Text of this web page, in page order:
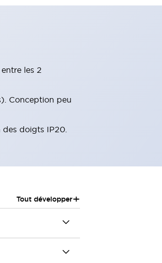
les 2
Conception peu
des doigts IP20.
Tout développer+